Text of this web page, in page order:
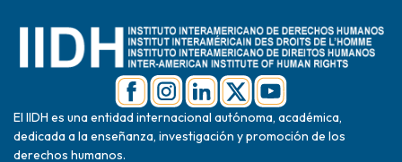
El IIDH es una entidad internacional autónoma, académica,
dedicada a la enseñanza, investigación y promoción de los
derechos humanos.